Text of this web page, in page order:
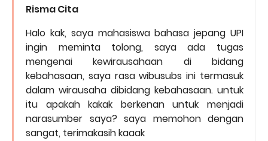
Risma Cita
Halo kak, saya mahasiswa bahasa jepang UPI
ingin meminta tolong, saya ada tugas
mengenai kewirausahaan di bidang
kebahasaan, saya rasa wibusubs ini termasuk
dalam wirausaha dibidang kebahasaan. untuk
itu apakah kakak berkenan untuk menjadi
narasumber saya? saya memohon dengan
sangat, terimakasih kaaak